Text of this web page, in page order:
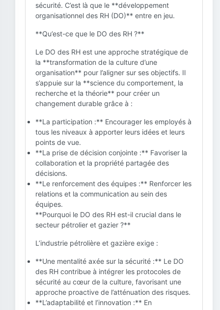
sécurité. C’est là que le **développement
organisationnel des RH (DO)** entre en jeu.
**Qu’est-ce que le DO des RH ?**
Le DO des RH est une approche stratégique de
la **transformation de la culture d’une
organisation** pour l’aligner sur ses objectifs. Il
s’appuie sur la **science du comportement, la
recherche et la théorie** pour créer un
changement durable grâce à :
**La participation :** Encourager les employés à
tous les niveaux à apporter leurs idées et leurs
points de vue.
**La prise de décision conjointe :** Favoriser la
collaboration et la propriété partagée des
décisions.
**Le renforcement des équipes :** Renforcer les
relations et la communication au sein des
équipes.
**Pourquoi le DO des RH est-il crucial dans le
secteur pétrolier et gazier ?**
L’industrie pétrolière et gazière exige :
**Une mentalité axée sur la sécurité :** Le DO
des RH contribue à intégrer les protocoles de
sécurité au cœur de la culture, favorisant une
approche proactive de l’atténuation des risques.
**L’adaptabilité et l’innovation :** En